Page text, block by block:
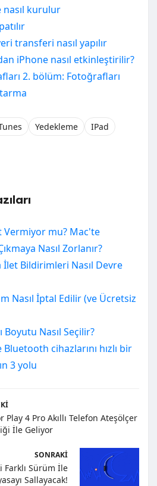
nasıl kurulur
transferi nasıl yapılır
iPhone nasıl etkinleştirilir?
2. bölüm: Fotoğrafları
Yedekleme
IPad
Vermiyor mu? Mac'te
Nasıl Zorlanır?
İlet Bildirimleri Nasıl Devre
Nasıl İptal Edilir (ve Ücretsiz
Boyutu Nasıl Seçilir?
cihazlarını hızlı bir
3 yolu
Play 4 Pro Akıllı Telefon Ateşölçer
İle Geliyor
SONRAKI
Farklı Sürüm İle
Sallayacak!